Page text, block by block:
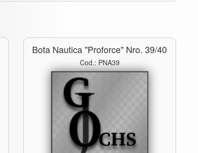
Bota Nautica "proforce" Nro. 39/40
Cod.: PNA39